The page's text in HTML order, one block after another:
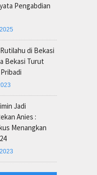
Pengabdian
di Bekasi
Bekasi Turut
Jadi
Anies :
Menangkan